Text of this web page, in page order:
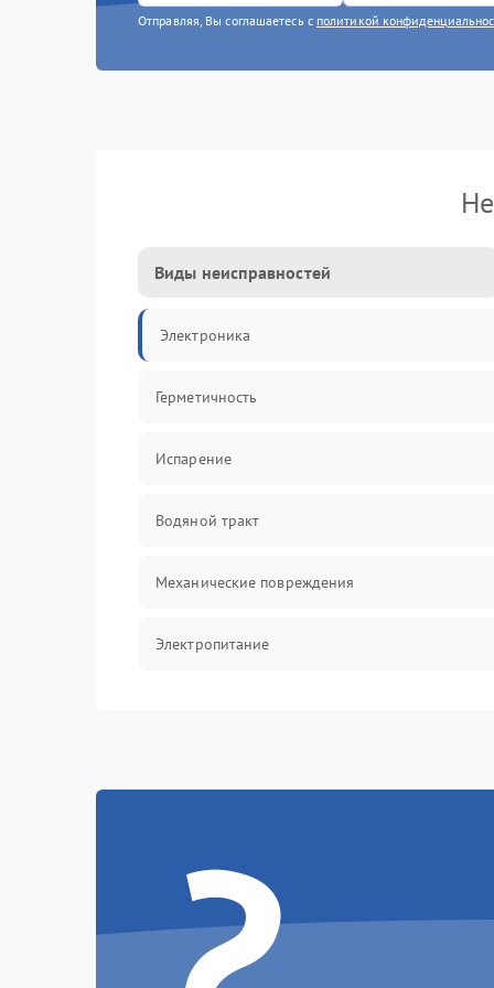
Отправляя, Вы соглашаетесь с политикой
Виды неисправностей
Электроника
Герметичность
Испарение
Водяной тракт
Механические повреждения
Электропитание